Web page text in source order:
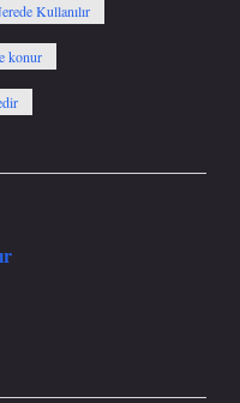
Kullanılır
konur